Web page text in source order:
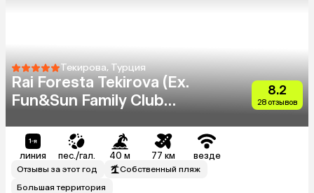
Текирова, Турция
Rai Foresta Tekirova (Ex.
Fun&Sun Family Club
8.2
28 отзывов
линия пес./гал. 40 м 77 км везде
Отзывы за этот год
Собственный пляж
Большая территория